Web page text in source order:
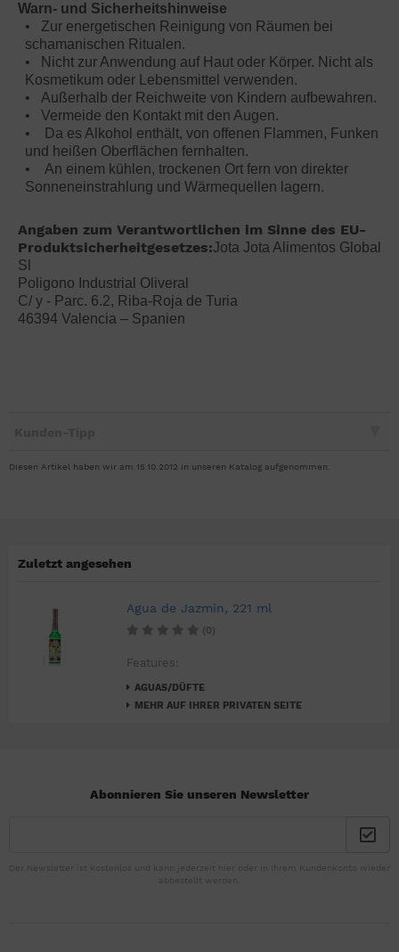
Warn- und Sicherheitshinweise
• Zur energetischen Reinigung von Räumen bei
schamanischen Ritualen.
• Nicht zur Anwendung auf Haut oder Körper. Nicht als
Kosmetikum oder Lebensmittel verwenden.
• Außerhalb der Reichweite von Kindern aufbewahren.
• Vermeide den Kontakt mit den Augen.
• Da es Alkohol enthält, von offenen Flammen, Funken
und heißen Oberflächen fernhalten.
• An einem kühlen, trockenen Ort fern von direkter
Sonneneinstrahlung und Wärmequellen lagern.
Angaben zum Verantwortlichen im Sinne des EU-
Produktsicherheitgesetzes:Jota Jota Alimentos Global
Sl
Poligono Industrial Oliveral
C/ y - Parc. 6.2, Riba-Roja de Turia
46394 Valencia – Spanien
Diesen Artikel haben wir am 15.10.2012 in unseren Katalog aufgenommen.
Zuletzt angesehen
Agua de Jazmin, 221 ml
(0)
Features:
AGUAS/DÜFTE
MEHR AUF IHRER PRIVATEN SEITE
Abonnieren Sie unseren Newsletter
Der Newsletter ist kostenlos und kann jederzeit hier oder in Ihrem Kundenkonto wieder
abbestellt werden.